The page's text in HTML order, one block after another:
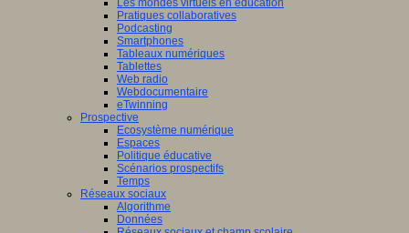
Les mondes virtuels en éducation
Pratiques collaboratives
Podcasting
Smartphones
Tableaux numériques
Tablettes
Web radio
Webdocumentaire
eTwinning
Prospective
Ecosystème numérique
Espaces
Politique éducative
Scénarios prospectifs
Temps
Réseaux sociaux
Algorithme
Données